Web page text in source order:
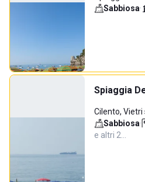
Sabbiosa·
Spiaggia
Cilento, Vietri
Sabbiosa·
e altri 2…